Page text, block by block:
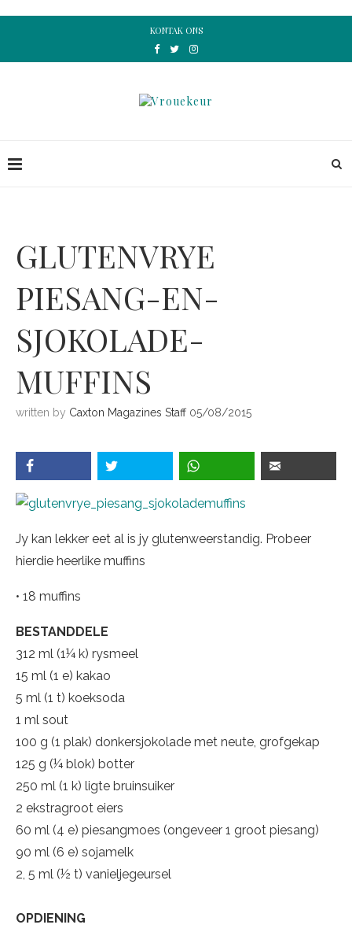
KONTAK ONS
GLUTENVRYE
PIESANG-EN-
SJOKOLADE-
MUFFINS
written by Caxton Magazines Staff 05/08/2015
Jy kan lekker eet al is jy glutenweerstandig. Probeer
hierdie heerlike muffins
• 18 muffins
BESTANDDELE
312 ml (1¼ k) rysmeel
15 ml (1 e) kakao
5 ml (1 t) koeksoda
1 ml sout
100 g (1 plak) donkersjokolade met neute, grofgekap
125 g (¼ blok) botter
250 ml (1 k) ligte bruinsuiker
2 ekstragroot eiers
60 ml (4 e) piesangmoes (ongeveer 1 groot piesang)
90 ml (6 e) sojamelk
2, 5 ml (½ t) vanieljegeursel
OPDIENING